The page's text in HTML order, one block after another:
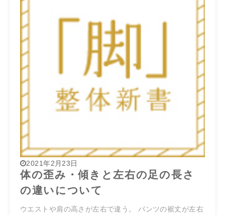
2021年2月23日
体の歪み・傾きと左右の足の長さ
の違いについて
ウエストや肩の高さが左右で違う。 パンツの裾丈が左右